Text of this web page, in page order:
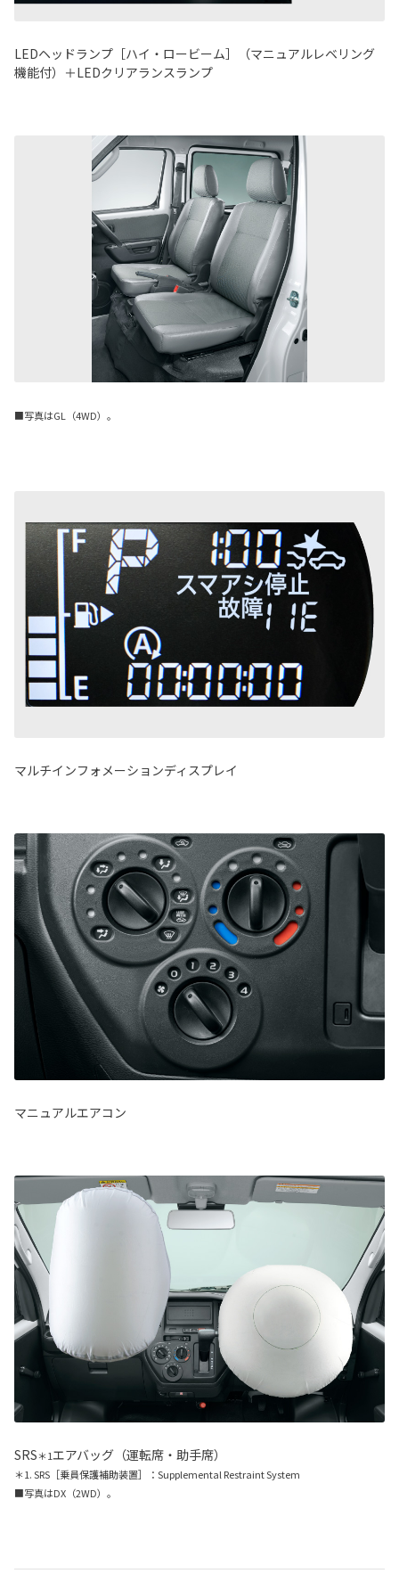
LEDヘッドランプ［ハイ・ロービーム］（マニュアルレベリング
機能付）＋LEDクリアランスランプ
■写真はGL（4WD）。
マルチインフォメーションディスプレイ
マニュアルエアコン
SRS＊1エアバッグ（運転席・助手席）
＊1. SRS［乗員保護補助装置］：Supplemental Restraint System
■写真はDX（2WD）。